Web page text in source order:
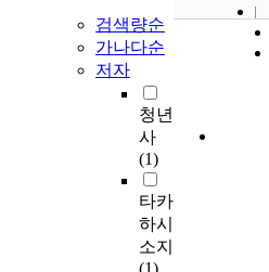
검색량순
가나다순
저자
청년
사
(1)
타카
하시
소지